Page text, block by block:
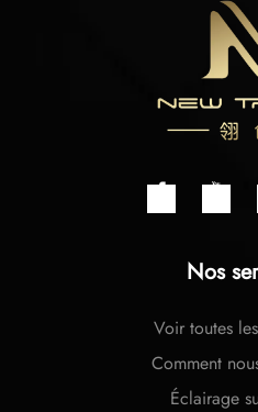
Nos
Voir toutes
Comment
Éclairage